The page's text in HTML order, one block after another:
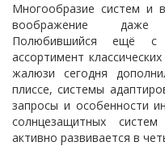
Многообразие систем и
воображение даже
Полюбившийся ещё
ассортимент
жалюзи сегодня
плиссе, системы
запросы и особенности
солнцезащитных
активно развивается в